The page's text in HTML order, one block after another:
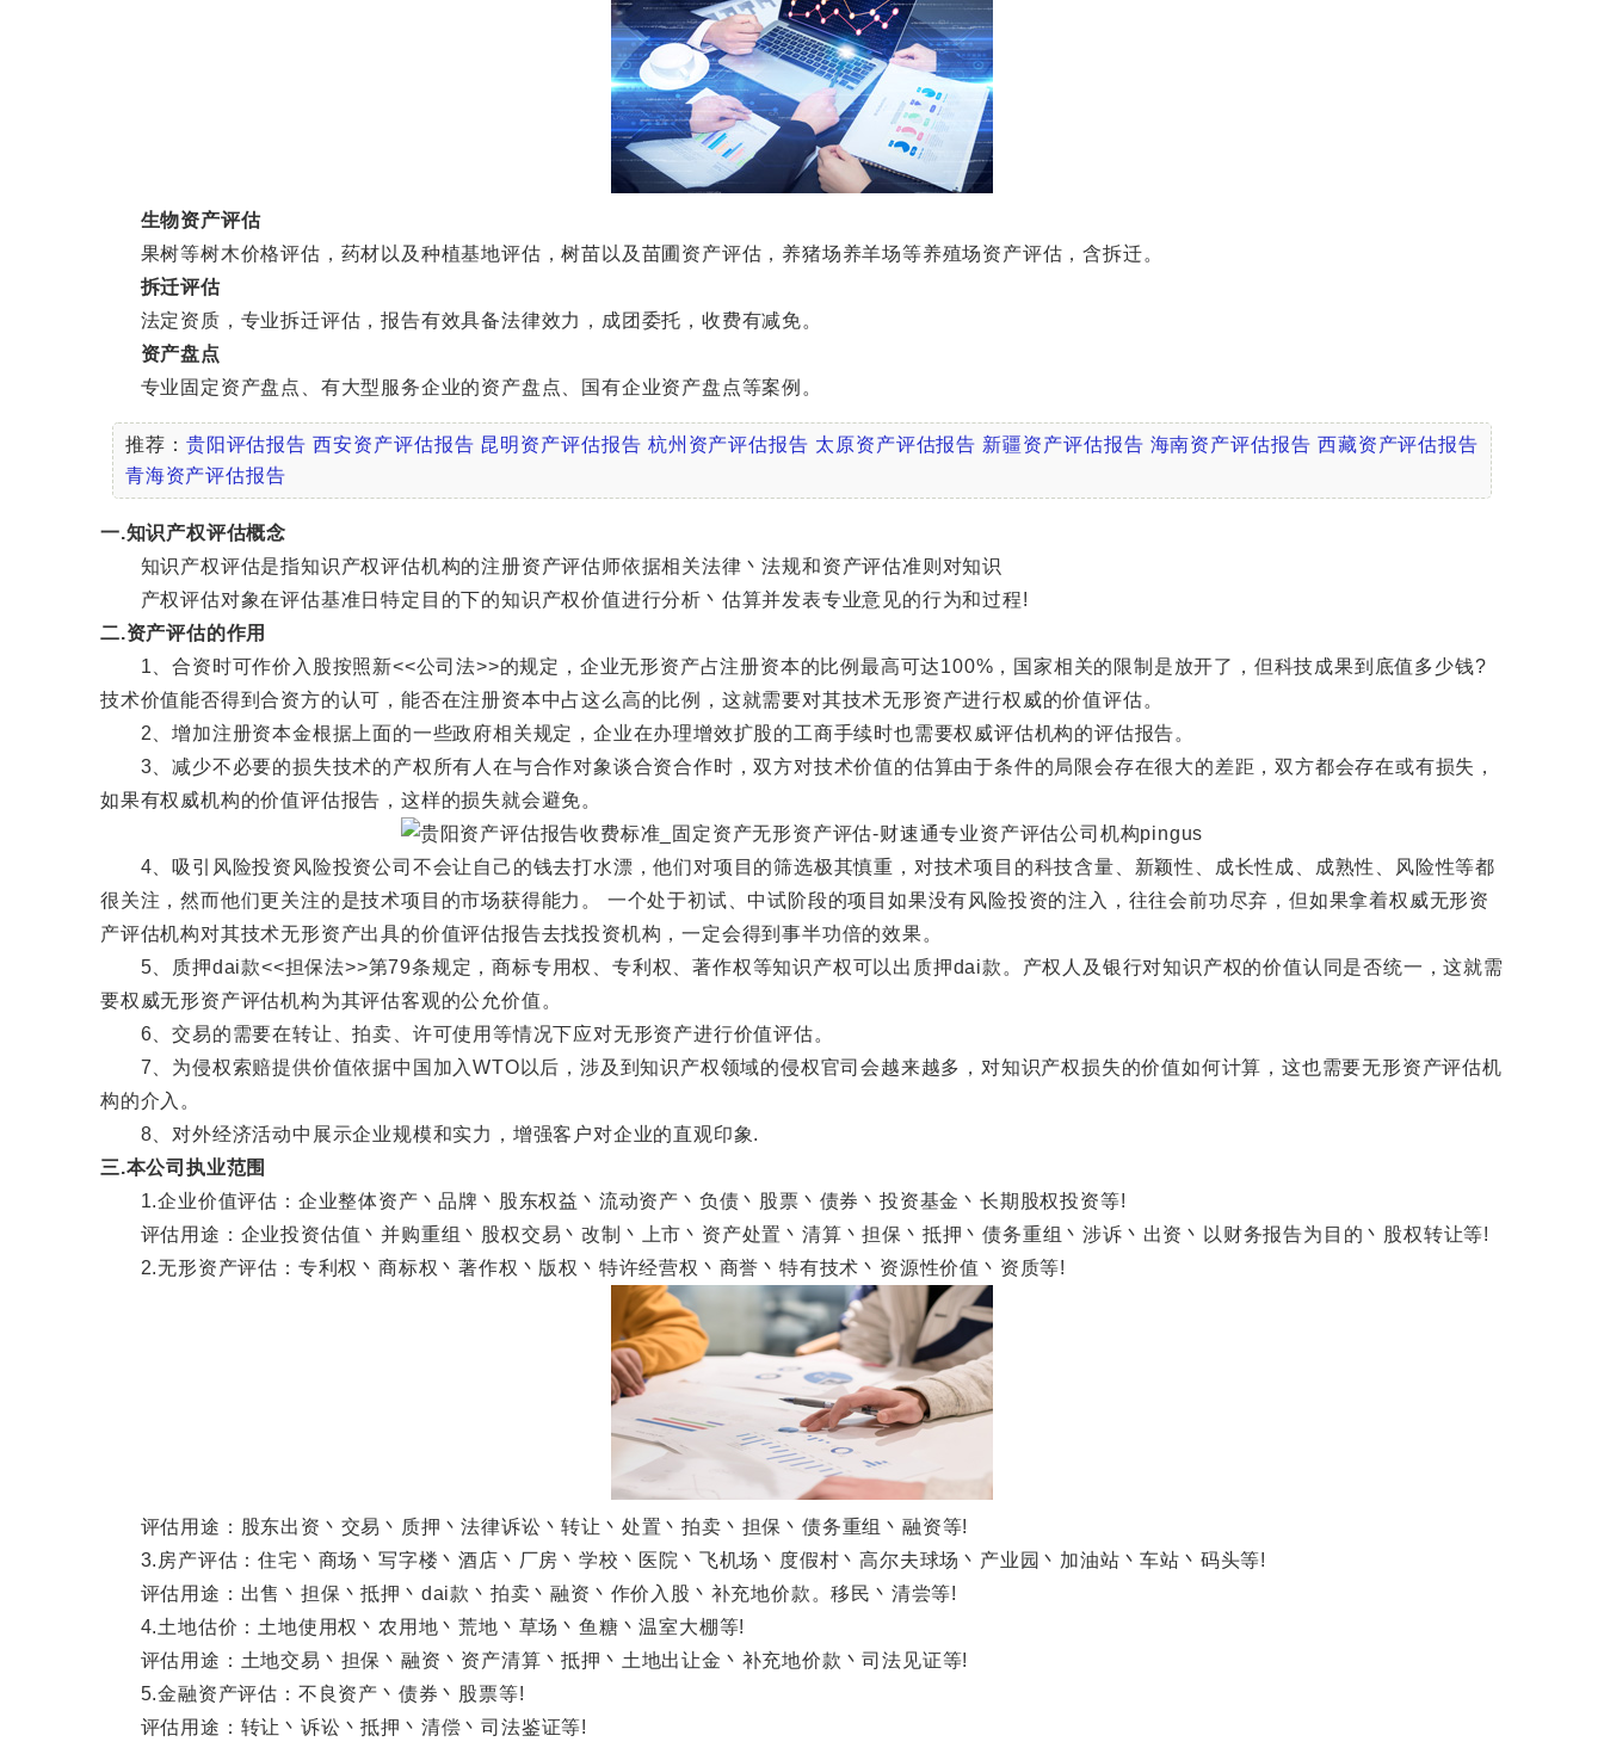
生物资产评估
果树等树木价格评估，药材以及种植基地评估，树苗以及苗圃资产评估，养猪场养羊场等养殖场资产评估，含拆迁。
拆迁评估
法定资质，专业拆迁评估，报告有效具备法律效力，成团委托，收费有减免。
资产盘点
专业固定资产盘点、有大型服务企业的资产盘点、国有企业资产盘点等案例。
推荐： 贵阳评估报告 西安资产评估报告 昆明资产评估报告 杭州资产评估报告 太原资产评估报告 新疆资产评估报告 海南资产评估报告 西藏资产评估报告
青海资产评估报告
一.知识产权评估概念
知识产权评估是指知识产权评估机构的注册资产评估师依据相关法律丶法规和资产评估准则对知识
产权评估对象在评估基准日特定目的下的知识产权价值进行分析丶估算并发表专业意见的行为和过程!
二.资产评估的作用
1、合资时可作价入股按照新<<公司法>>的规定，企业无形资产占注册资本的比例最高可达100%，国家相关的限制是放开了，但科技成果到底值多少钱?
技术价值能否得到合资方的认可，能否在注册资本中占这么高的比例，这就需要对其技术无形资产进行权威的价值评估。
2、增加注册资本金根据上面的一些政府相关规定，企业在办理增效扩股的工商手续时也需要权威评估机构的评估报告。
3、减少不必要的损失技术的产权所有人在与合作对象谈合资合作时，双方对技术价值的估算由于条件的局限会存在很大的差距，双方都会存在或有损失，
如果有权威机构的价值评估报告，这样的损失就会避免。
4、吸引风险投资风险投资公司不会让自己的钱去打水漂，他们对项目的筛选极其慎重，对技术项目的科技含量、新颖性、成长性成、成熟性、风险性等都
很关注，然而他们更关注的是技术项目的市场获得能力。 一个处于初试、中试阶段的项目如果没有风险投资的注入，往往会前功尽弃，但如果拿着权威无形资
产评估机构对其技术无形资产出具的价值评估报告去找投资机构，一定会得到事半功倍的效果。
5、质押dai款<<担保法>>第79条规定，商标专用权、专利权、著作权等知识产权可以出质押dai款。产权人及银行对知识产权的价值认同是否统一，这就需
要权威无形资产评估机构为其评估客观的公允价值。
6、交易的需要在转让、拍卖、许可使用等情况下应对无形资产进行价值评估。
7、为侵权索赔提供价值依据中国加入WTO以后，涉及到知识产权领域的侵权官司会越来越多，对知识产权损失的价值如何计算，这也需要无形资产评估机
构的介入。
8、对外经济活动中展示企业规模和实力，增强客户对企业的直观印象.
三.本公司执业范围
1.企业价值评估：企业整体资产丶品牌丶股东权益丶流动资产丶负债丶股票丶债券丶投资基金丶长期股权投资等!
评估用途：企业投资估值丶并购重组丶股权交易丶改制丶上市丶资产处置丶清算丶担保丶抵押丶债务重组丶涉诉丶出资丶以财务报告为目的丶股权转让等!
2.无形资产评估：专利权丶商标权丶著作权丶版权丶特许经营权丶商誉丶特有技术丶资源性价值丶资质等!
评估用途：股东出资丶交易丶质押丶法律诉讼丶转让丶处置丶拍卖丶担保丶债务重组丶融资等!
3.房产评估：住宅丶商场丶写字楼丶酒店丶厂房丶学校丶医院丶飞机场丶度假村丶高尔夫球场丶产业园丶加油站丶车站丶码头等!
评估用途：出售丶担保丶抵押丶dai款丶拍卖丶融资丶作价入股丶补充地价款。移民丶清尝等!
4.土地估价：土地使用权丶农用地丶荒地丶草场丶鱼糖丶温室大棚等!
评估用途：土地交易丶担保丶融资丶资产清算丶抵押丶土地出让金丶补充地价款丶司法见证等!
5.金融资产评估：不良资产丶债券丶股票等!
评估用途：转让丶诉讼丶抵押丶清偿丶司法鉴证等!